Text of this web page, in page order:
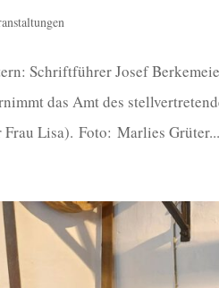
Schriftführer Josef
das Amt des
Frau Lisa). Foto: Marlies Grüter...